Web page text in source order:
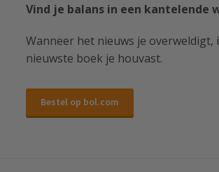
Vind je balans in een kantelende
Wanneer het nieuws je overweldigt,
nieuwste boek je houvast.
Bestel op bol.com